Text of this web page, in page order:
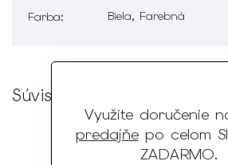
Využite doručenie
predajňepo celom
ZADARMO.
Farba: Biela, Farebná
Súvisiaci tovar